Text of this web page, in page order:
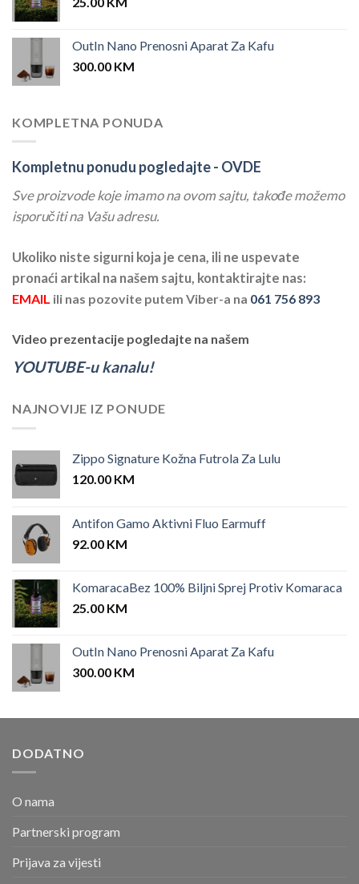
OutIn Nano Prenosni Aparat Za Kafu
300.00 KM
KOMPLETNA PONUDA
Kompletnu ponudu pogledajte - OVDE
Sve proizvode koje imamo na ovom sajtu, takođe možemo
isporučiti na Vašu adresu.
Ukoliko niste sigurni koja je cena, ili ne uspevate
pronaći artikal na našem sajtu, kontaktirajte nas:
EMAIL ili nas pozovite putem Viber-a na 061 756 893
Video prezentacije pogledajte na našem
YOUTUBE-u kanalu!
NAJNOVIJE IZ PONUDE
Zippo Signature Kožna Futrola Za Lulu
120.00 KM
Antifon Gamo Aktivni Fluo Earmuff
92.00 KM
KomaracaBez 100% Biljni Sprej Protiv Komaraca
25.00 KM
OutIn Nano Prenosni Aparat Za Kafu
300.00 KM
DODATNO
O nama
Partnerski program
Prijava za vijesti